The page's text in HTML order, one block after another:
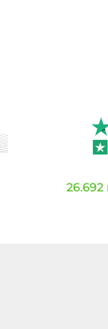
26.692